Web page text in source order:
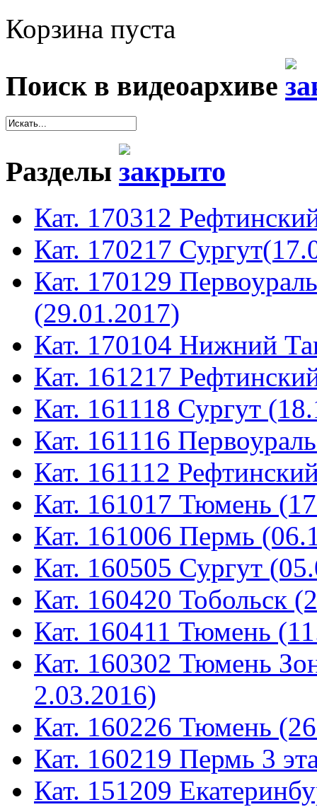
Корзина пуста
Поиск в видеоархиве
Разделы
Кат. 170312
Кат. 170217
Кат. 170129
(29.01.2017)
Кат. 170104 Нижний
Кат. 161217
Кат. 161118 Сургут
Кат. 161116
Кат. 161112
Кат. 161017 Тюмень
Кат. 161006 Пермь
Кат. 160505 Сургут
Кат. 160420 Тобольск
Кат. 160411 Тюмень
Кат. 160302 Тюмень
2.03.2016)
Кат. 160226 Тюмень
Кат. 160219 Пермь 3
Кат. 151209